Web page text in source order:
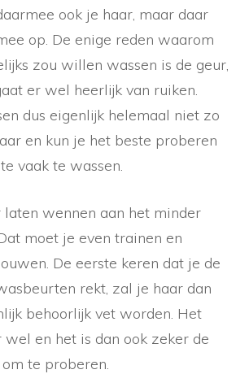
ook je haar, maar daar
op. De enige reden waarom
zou willen wassen is de geur,
er wel heerlijk van ruiken.
dus eigenlijk helemaal niet zo
en kun je het beste proberen
vaak te wassen.
laten wennen aan het minder
moet je even trainen en
De eerste keren dat je de
rekt, zal je haar dan
behoorlijk vet worden. Het
wel en het is dan ook zeker de
te proberen.